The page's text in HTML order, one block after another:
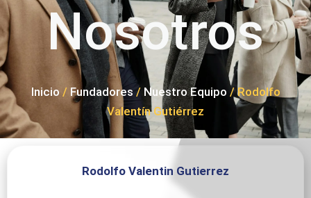
Nosotros
Inicio / Fundadores / Nuestro Equipo / Rodolfo
Valentín Gutiérrez
Rodolfo Valentin Gutierrez